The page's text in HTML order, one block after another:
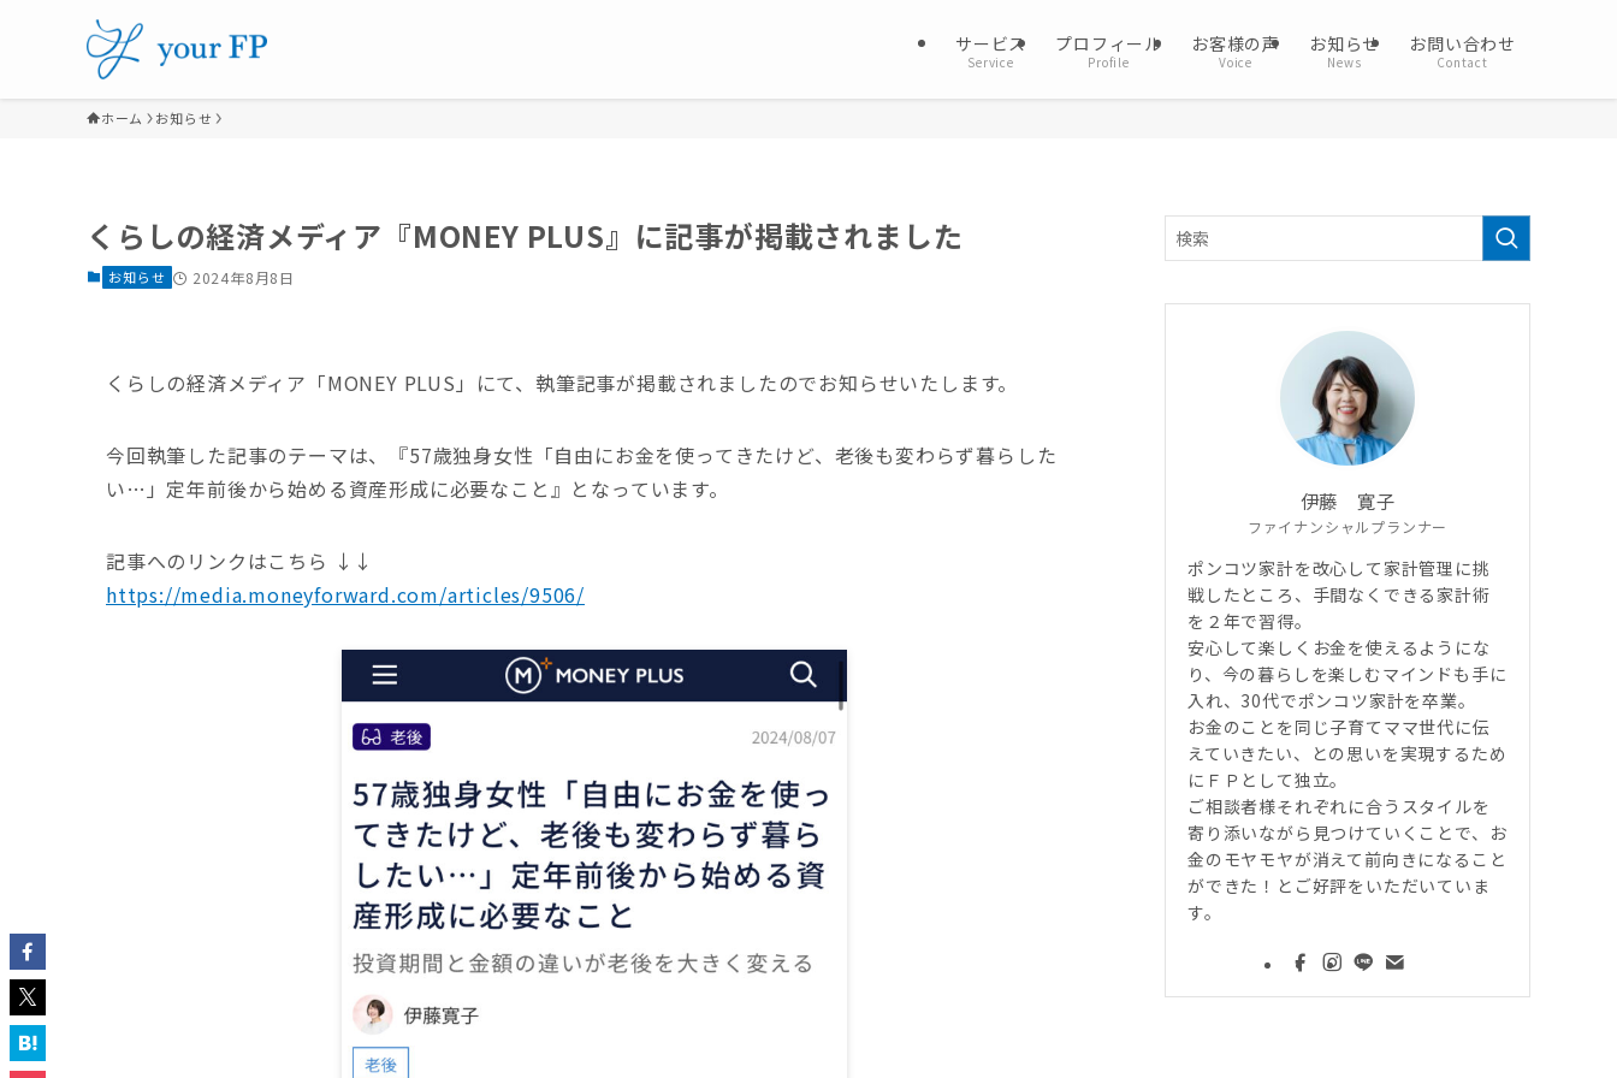
サービス
Service
プロフィール
Profile
お客様の声
Voice
お知らせ
News
お問い合わせ
Contact
ホーム お知らせ
くらしの経済メディア『MONEY PLUS』に記事が掲載されました
お知らせ 2024年8月8日
くらしの経済メディア「MONEY PLUS」にて、執筆記事が掲載されましたのでお知らせいたします。
今回執筆した記事のテーマは、『57歳独身女性「自由にお金を使ってきたけど、老後も変わらず暮らした
い…」定年前後から始める資産形成に必要なこと』となっています。
記事へのリンクはこちら ↓↓
https://media.moneyforward.com/articles/9506/
伊藤 寛子
ファイナンシャルプランナー
ポンコツ家計を改心して家計管理に挑
戦したところ、手間なくできる家計術
を２年で習得。
安心して楽しくお金を使えるようにな
り、今の暮らしを楽しむマインドも手に
入れ、30代でポンコツ家計を卒業。
お金のことを同じ子育てママ世代に伝
えていきたい、との思いを実現するため
にＦＰとして独立。
ご相談者様それぞれに合うスタイルを
寄り添いながら見つけていくことで、お
金のモヤモヤが消えて前向きになること
ができた！とご好評をいただいていま
す。